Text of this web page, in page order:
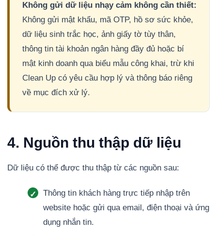
Không gửi dữ liệu nhạy cảm không cần thiết:
Không gửi mật khẩu, mã OTP, hồ sơ sức khỏe,
dữ liệu sinh trắc học, ảnh giấy tờ tùy thân,
thông tin tài khoản ngân hàng đầy đủ hoặc bí
mật kinh doanh qua biểu mẫu công khai, trừ khi
Clean Up có yêu cầu hợp lý và thông báo riêng
về mục đích xử lý.
4. Nguồn thu thập dữ liệu
Dữ liệu có thể được thu thập từ các nguồn sau:
Thông tin khách hàng trực tiếp nhập trên
website hoặc gửi qua email, điện thoại và ứng
dụng nhắn tin.